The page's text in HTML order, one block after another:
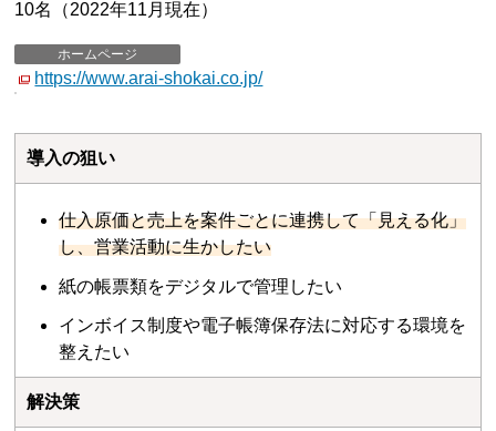
10名（2022年11月現在）
ホームページ
https://www.arai-shokai.co.jp/
導入の狙い
仕入原価と売上を案件ごとに連携して「見える化」
し、営業活動に生かしたい
紙の帳票類をデジタルで管理したい
インボイス制度や電子帳簿保存法に対応する環境を
整えたい
解決策